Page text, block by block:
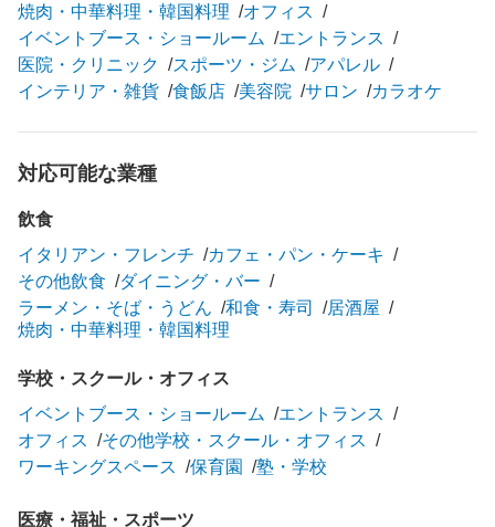
焼肉・中華料理・韓国料理
オフィス
イベントブース・ショールーム
エントランス
医院・クリニック
スポーツ・ジム
アパレル
インテリア・雑貨
食飯店 美容院 サロン カラオケ
対応可能な業種
飲食
イタリアン・フレンチ
カフェ・パン・ケーキ
その他飲食
ダイニング・バー
ラーメン・そば・うどん
和食・寿司
居酒屋
焼肉・中華料理・韓国料理
学校・スクール・オフィス
イベントブース・ショールーム
エントランス
オフィス
その他学校・スクール・オフィス
ワーキングスペース
保育園 塾・学校
医療・福祉・スポーツ